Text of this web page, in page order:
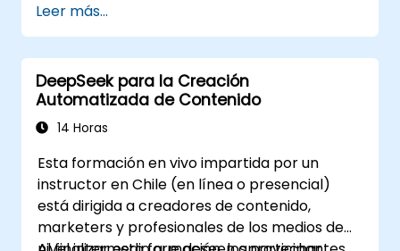
personalizado.
Integrar DeepSeek con herramientas de
automatización de marketing para la
gestión de campañas.
Aplicar análisis predictivo para predecir
el comportamiento del cliente y mejorar
Leer más...
DeepSeek para la Creación
Automatizada de Contenido
14 Horas
Esta formación en vivo impartida por un
instructor en Chile (en línea o presencial)
está dirigida a creadores de contenido,
marketers y profesionales de los medios de